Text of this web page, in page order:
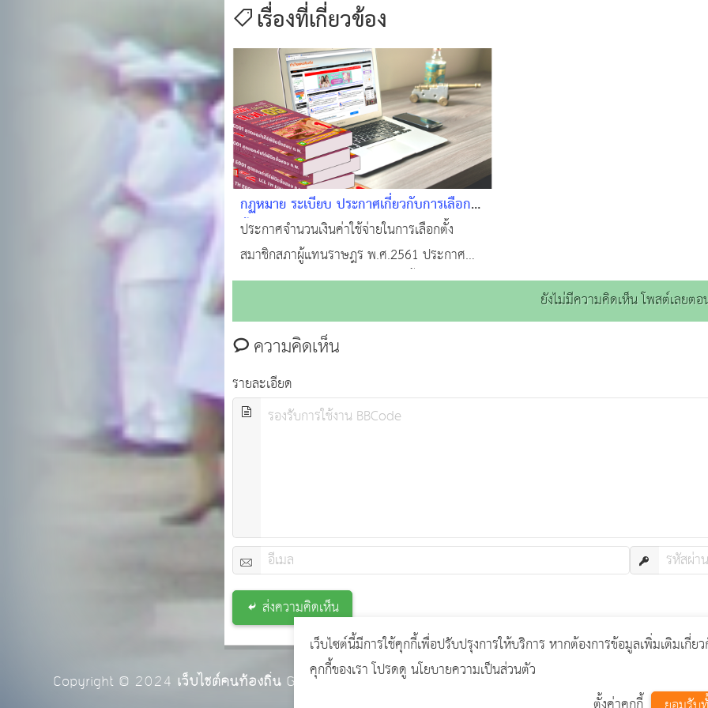
เรื่องที่เกี่ยวข้อง
กฏหมาย ระเบียบ ประกาศเกี่ยวกับการเลือก
ตั้งสมาชิกสภาผู้แทนราษฎร พ.ศ. 2561
ประกาศจำนวนเงินค่าใช้จ่ายในการเลือกตั้ง
สมาชิกสภาผู้แทนราษฎร พ.ศ.2561 ประกาศ
ประเภทของค่าใช้จ่ายในการเลือกตั้งสมาชิกสภาผู้
วิธีการจัดทำ สถานที่ปิดประกาศเกี่ยวกับการ
เลือกตั้งและสถานที่ติดแผ่นป้ายเกี่ยวกับการเลือก
ตั้งสมาชิกส
ยังไม่มีความคิดเห็น โพสต์เลยต
ความคิดเห็น
รายละเอียด
ส่งความคิดเห็น
Copyright © 2024 เว็บไซต์คนท้องถิ่น GCMS Version 14.0.1 designed byเว็บไซต์สำเร็จรูป เว็บ อบต. เว็บโ
เว็บไซต์นี้มีการใช้คุกกี้เพื่อปรับปรุงการให้บริการ หากต้องการข้อมูลเพิ่มเติมเกี่ย
คุกกี้ของเรา โปรดดูนโยบายความเป็นส่วนตัว